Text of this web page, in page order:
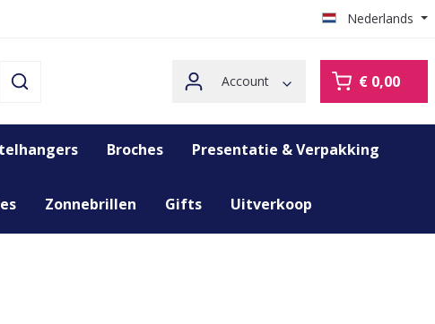
Nederlands
Account € 0,00
Broches Presentatie & Verpakking
Zonnebrillen Gifts Uitverkoop